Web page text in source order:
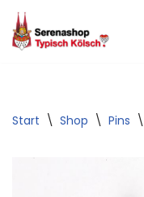
Zum
Start \ Shop \ Pins \